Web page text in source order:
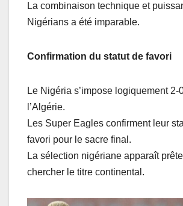
La combinaison technique et
Nigérians a été imparable.
Confirmation du statut de favori
Le Nigéria s’impose logiquement 2-
l’Algérie.
Les Super Eagles confirment leur
favori pour le sacre final.
La sélection nigériane apparaît
chercher le titre continental.